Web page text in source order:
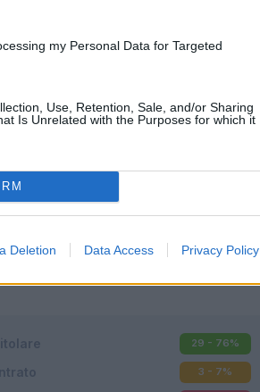
my Personal Data for Targeted
Use, Retention, Sale, and/or Sharing
Is Unrelated with the Purposes for which it
Deletion Data Access Privacy Policy
29 - 76%
3 - 7%